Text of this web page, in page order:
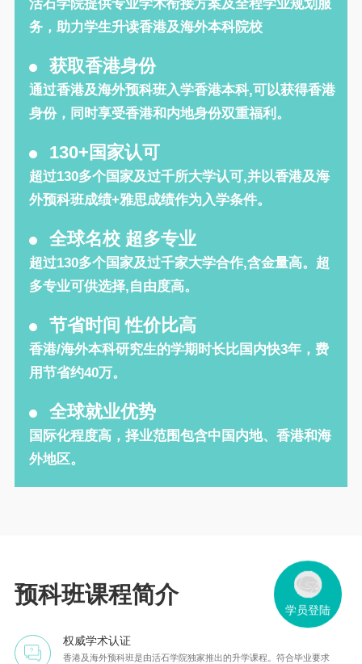
活石学院提供专业学术衔接方案及全程学业规划服
务，助力学生升读香港及海外本科院校
获取香港身份
通过香港及海外预科班入学香港本科,可以获得香港
身份，同时享受香港和内地身份双重福利。
130+国家认可
超过130多个国家及过千所大学认可,并以香港及海
外预科班成绩+雅思成绩作为入学条件。
全球名校 超多专业
超过130多个国家及过千家大学合作,含金量高。超
多专业可供选择,自由度高。
节省时间 性价比高
香港/海外本科研究生的学期时长比国内快3年，费
用节省约40万。
全球就业优势
国际化程度高，择业范围包含中国内地、香港和海
外地区。
预科班课程简介
权威学术认证
香港及海外预科班是由活石学院独家推出的升学课程。符合毕业要求
学员登陆